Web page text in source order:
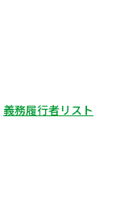
義務履行者リスト